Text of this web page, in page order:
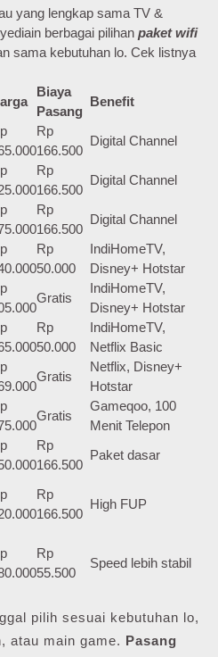
yang lengkap sama TV &
berbagai pilihan paket wifi
sama kebutuhan lo. Cek listnya
Biaya
Pasang
Benefit
Rp
166.500
Digital Channel
Rp
166.500
Digital Channel
Rp
166.500
Digital Channel
Rp
50.000
IndiHomeTV,
Disney+ Hotstar
Gratis
IndiHomeTV,
Disney+ Hotstar
Rp
50.000
IndiHomeTV,
Netflix Basic
Gratis
Netflix, Disney+
Hotstar
Gratis
Gameqoo, 100
Menit Telepon
Rp
166.500
Paket dasar
Rp
166.500
High FUP
Rp
55.500
Speed lebih stabil
pilih sesuai kebutuhan lo,
atau main game. Pasang